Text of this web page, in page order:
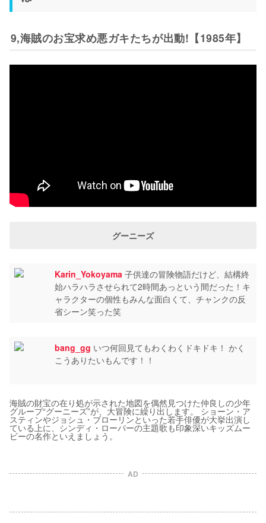
9,海賊のお宝求め悪ガキたちが出動!【1985年】
グーニーズ
Karin_Yokoyama 子供達の冒険物語だけど、結構終
始ハラハラさせられて2時間あっという間だった！キ
ャラクターの個性もみんな面白くて、チャンクの反
省シーン笑った笑
bang_gg いつ何回見てもわくわくドキドキ！ かく
こうありたいもんです！！
海賊の財宝の在り処が示された地図を偶然見つけた仲良しの少年
グループ“グーニーズ”が、大冒険に繰り出します。 ショーン・ア
スティンやジョシュ・ブローリンといった若手俳優が大挙出演し
ている上に、シンディ・ローパーの主題歌も印象深いキッズムー
ビーの名作といえましょう。
AD